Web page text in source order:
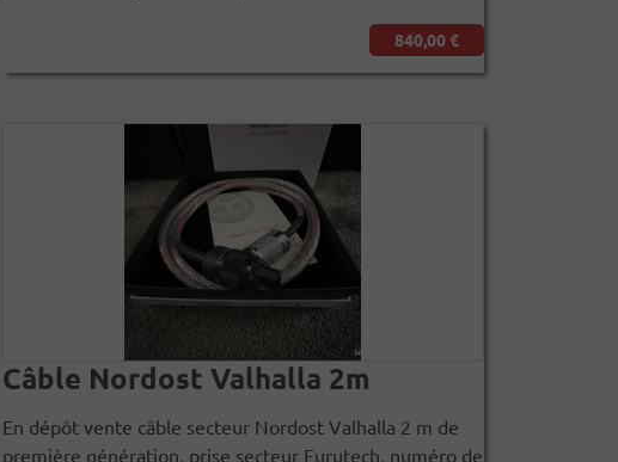
840,00 €
Câble Nordost Valhalla 2m
En dépôt vente câble secteur Nordost Valhalla 2 m de
première génération, prise secteur Furutech, numéro de